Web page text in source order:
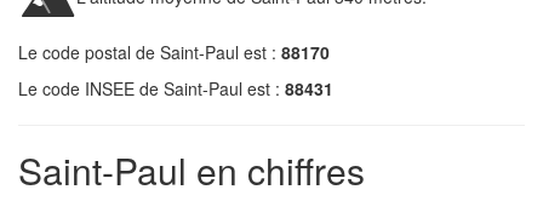
Le code postal de Saint-Paul est : 88170
Le code INSEE de Saint-Paul est : 88431
Saint-Paul en chiffres